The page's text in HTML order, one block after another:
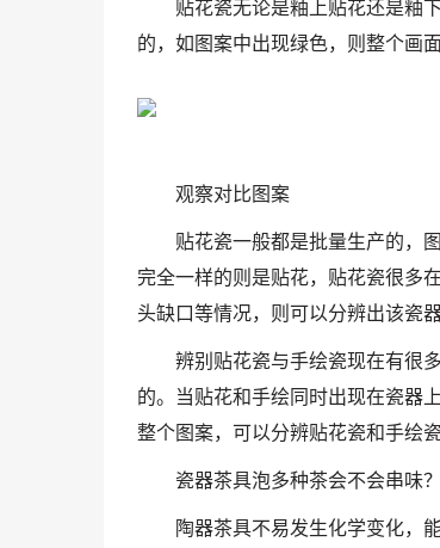
贴花瓷无论是釉上贴花还是釉
的，如图案中出现绿色，则整个画
观察对比图案
贴花瓷一般都是批量生产的，
完全一样的则是贴花，贴花瓷很多
头缺口等情况，则可以分辨出该瓷
辨别贴花瓷与手绘瓷现在有很
的。当贴花和手绘同时出现在瓷器
整个图案，可以分辨贴花瓷和手绘瓷
瓷器茶具泡多种茶会不会串味？
陶器茶具不易发生化学变化，